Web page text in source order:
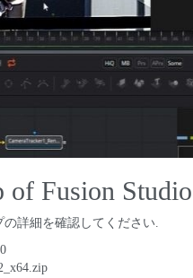
of Fusion Studio
詳細を確認してください.